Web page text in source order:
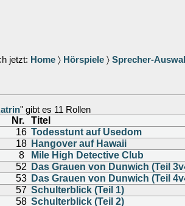
jetzt: Home 〉 Hörspiele 〉 Sprecher-
" gibt es 11 Rollen
Nr.
Titel
16 Todesstunt auf Usedom
18 Hangover auf Hawaii
8
Mile High Detective Club
52
Das Grauen von Dunwich (Teil
53 Das Grauen von Dunwich (Teil
57 Schulterblick (Teil 1)
58 Schulterblick (Teil 2)